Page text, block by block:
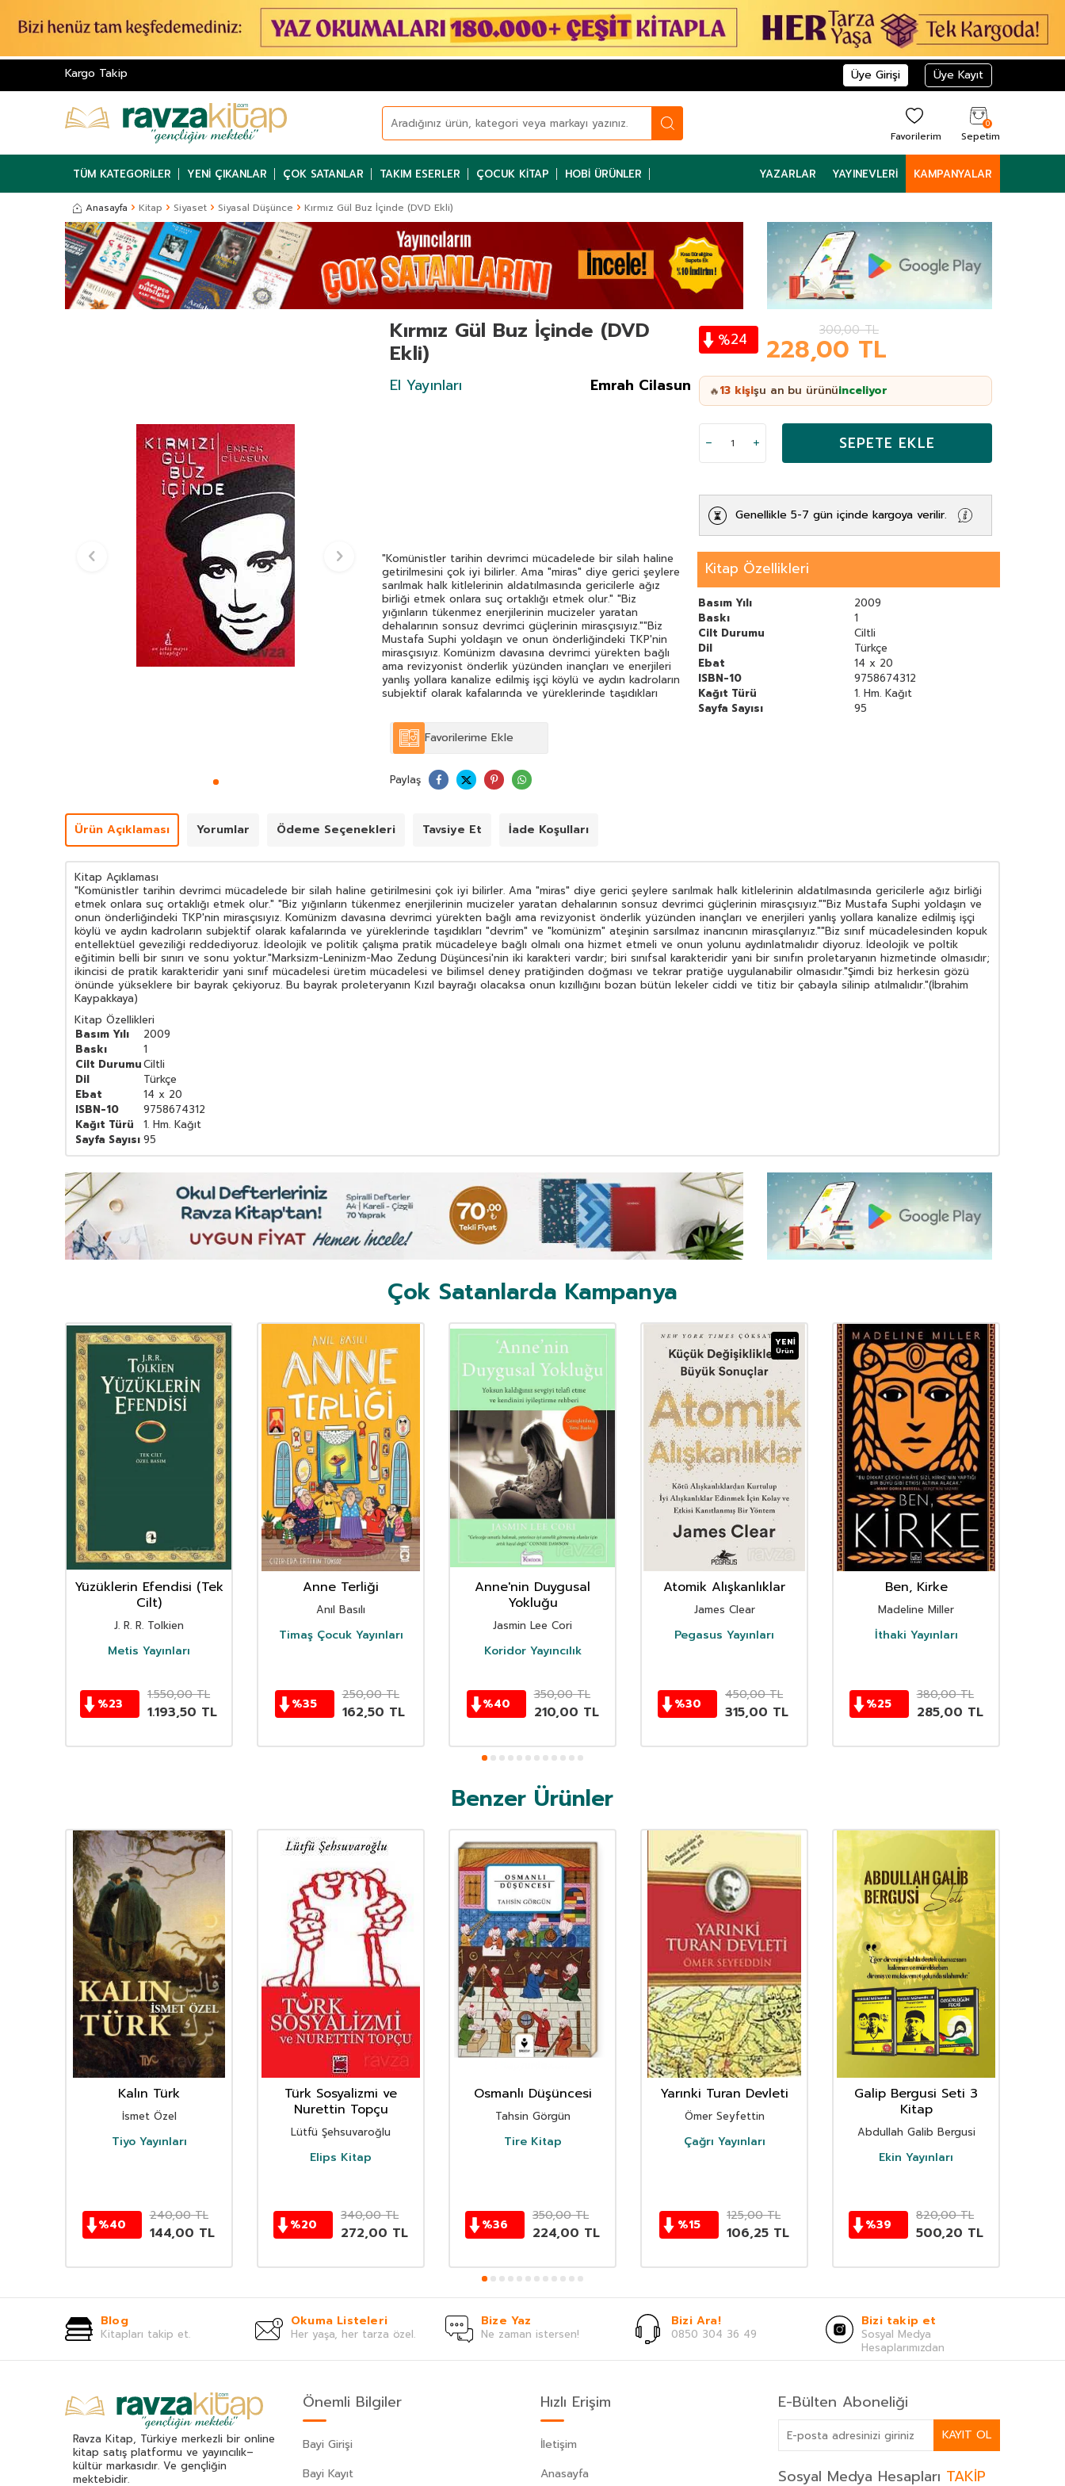
Kargo Takip Üye Girişi Üye Kayıt
Favorilerim
0
Sepetim
TÜM KATEGORILER YENI ÇIKANLAR ÇOK SATANLAR TAKIM ESERLER ÇOCUK KITAP HOBI ÜRÜNLER YAZARLAR YAYINEVLERI KAMPANYALAR
Anasayfa Kitap Siyaset Siyasal Düşünce Kırmız Gül Buz İçinde (DVD Ekli)
Kırmız Gül Buz İçinde (DVD
Ekli)
El Yayınları Emrah Cilasun
%24 300,00TL
228,00 TL
🔥13 kişişu an bu ürünüinceliyor
SEPETE EKLE
Genellikle 5-7 gün içinde kargoya verilir.
"Komünistler tarihin devrimci mücadelede bir silah haline
getirilmesini çok iyi bilirler. Ama "miras" diye gerici şeylere
sarılmak halk kitlelerinin aldatılmasında gericilerle ağız
birliği etmek onlara suç ortaklığı etmek olur." "Biz
yığınların tükenmez enerjilerinin mucizeler yaratan
dehalarının sonsuz devrimci güçlerinin mirasçısıyız.""Biz
Mustafa Suphi yoldaşın ve onun önderliğindeki TKP'nin
mirasçısıyız. Komünizm davasına devrimci yürekten bağlı
ama revizyonist önderlik yüzünden inançları ve enerjileri
yanlış yollara kanalize edilmiş işçi köylü ve aydın kadroların
subjektif olarak kafalarında ve yüreklerinde taşıdıkları
mirasçılarıyız.""Biz sınıf mücadelesinden kopuk entellektüel
geveziliği reddediyoruz. İdeolojik ve politik çalışma pratik
mücadeleye bağlı olmalı ona hizmet etmeli ve onun
belli bir sınırı ve sonu yoktur."Marksizm-Leninizm-Mao
Zedung Düşüncesi'nin iki karakteri vardır; biri sınıfsal
mücadelesi üretim mücadelesi ve bilimsel deney
bir çabayla silinip atılmalıdır."(İbrahim Kaypakkaya)
Kitap Özellikleri
Basım Yılı
2009
Baskı
1
Cilt Durumu
Ciltli
Dil
Türkçe
Ebat
14 x 20
ISBN-10
9758674312
Kağıt Türü
1. Hm. Kağıt
Sayfa Sayısı
95
Favorilerime Ekle
Paylaş
Ürün Açıklaması Yorumlar Ödeme Seçenekleri Tavsiye Et İade Koşulları
Kitap Açıklaması
"Komünistler tarihin devrimci mücadelede bir silah haline getirilmesini çok iyi bilirler. Ama "miras" diye gerici şeylere sarılmak halk kitlelerinin aldatılmasında gericilerle ağız birliği
etmek onlara suç ortaklığı etmek olur." "Biz yığınların tükenmez enerjilerinin mucizeler yaratan dehalarının sonsuz devrimci güçlerinin mirasçısıyız.""Biz Mustafa Suphi yoldaşın ve
onun önderliğindeki TKP'nin mirasçısıyız. Komünizm davasına devrimci yürekten bağlı ama revizyonist önderlik yüzünden inançları ve enerjileri yanlış yollara kanalize edilmiş işçi
köylü ve aydın kadroların subjektif olarak kafalarında ve yüreklerinde taşıdıkları "devrim" ve "komünizm" ateşinin sarsılmaz inancının mirasçılarıyız.""Biz sınıf mücadelesinden kopuk
entellektüel geveziliği reddediyoruz. İdeolojik ve politik çalışma pratik mücadeleye bağlı olmalı ona hizmet etmeli ve onun yolunu aydınlatmalıdır diyoruz. İdeolojik ve poltik
eğitimin belli bir sınırı ve sonu yoktur."Marksizm-Leninizm-Mao Zedung Düşüncesi'nin iki karakteri vardır; biri sınıfsal karakteridir yani bir sınıfın proletaryanın hizmetinde olmasıdır;
ikincisi de pratik karakteridir yani sınıf mücadelesi üretim mücadelesi ve bilimsel deney pratiğinden doğması ve tekrar pratiğe uygulanabilir olmasıdır."Şimdi biz herkesin gözü
önünde yükseklere bir bayrak çekiyoruz. Bu bayrak proleteryanın Kızıl bayrağı olacaksa onun kızıllığını bozan bütün lekeler ciddi ve titiz bir çabayla silinip atılmalıdır."(İbrahim
Kaypakkaya)
Kitap Özellikleri
Basım Yılı
2009
Baskı
1
Cilt DurumuCiltli
Dil
Türkçe
Ebat
14 x 20
ISBN-10
9758674312
Kağıt Türü
1. Hm. Kağıt
Sayfa Sayısı 95
Çok Satanlarda Kampanya
Yüzüklerin Efendisi (Tek
Cilt)
J. R. R. Tolkien
Metis Yayınları
%23
1.550,00TL
1.193,50 TL
Anne Terliği
Anıl Basılı
Timaş Çocuk Yayınları
%35
250,00TL
162,50 TL
Anne'nin Duygusal
Yokluğu
Jasmin Lee Cori
Koridor Yayıncılık
%40
350,00TL
210,00 TL
YENI
Ürün
Atomik Alışkanlıklar
James Clear
Pegasus Yayınları
%30
450,00TL
315,00 TL
Ben, Kirke
Madeline Miller
İthaki Yayınları
%25
380,00TL
285,00 TL
Benzer Ürünler
Kalın Türk
İsmet Özel
Tiyo Yayınları
%40
240,00TL
144,00 TL
Türk Sosyalizmi ve
Nurettin Topçu
Lütfü Şehsuvaroğlu
Elips Kitap
%20
340,00TL
272,00 TL
Osmanlı Düşüncesi
Tahsin Görgün
Tire Kitap
%36
350,00TL
224,00 TL
Yarınki Turan Devleti
Ömer Seyfettin
Çağrı Yayınları
%15
125,00TL
106,25 TL
Galip Bergusi Seti 3
Kitap
Abdullah Galib Bergusi
Ekin Yayınları
%39
820,00TL
500,20 TL
Blog
Kitapları takip et.
Okuma Listeleri
Her yaşa, her tarza özel.
Bize Yaz
Ne zaman istersen!
Bizi Ara!
0850 304 36 49
Bizi takip et
Sosyal Medya
Hesaplarımızdan
Ravza Kitap, Türkiye merkezli bir online
kitap satış platformu ve yayıncılık–
kültür markasıdır. Ve gençliğin
mektebidir.
Önemli Bilgiler
Bayi Girişi
Bayi Kayıt
Hızlı Erişim
İletişim
Anasayfa
E-Bülten Aboneliği
KAYIT OL
Sosyal Medya Hesapları TAKİP